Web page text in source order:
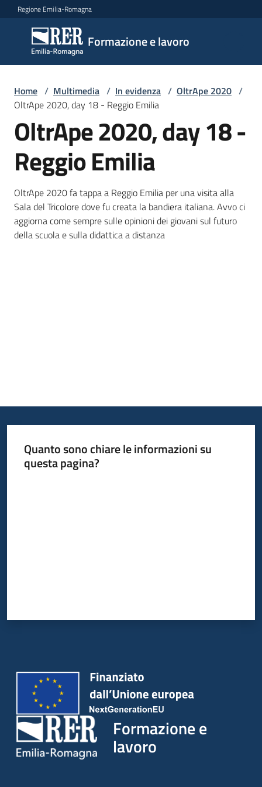
Vai al contenuto
Vai alla navigazione
Vai al footer
Regione Emilia-Romagna
Formazione e lavoro
Formazione
e lavoro
Argomenti
Novità
Servizi
Fondo
europeo
Plus
Home / Multimedia / In evidenza / OltrApe 2020 /
OltrApe 2020, day 18 - Reggio Emilia
OltrApe 2020, day 18 -
Reggio Emilia
OltrApe 2020 fa tappa a Reggio Emilia per una visita alla
Sala del Tricolore dove fu creata la bandiera italiana. Avvo ci
aggiorna come sempre sulle opinioni dei giovani sul futuro
della scuola e sulla didattica a distanza
Quanto sono chiare le informazioni su
questa pagina?
Formazione e
lavoro